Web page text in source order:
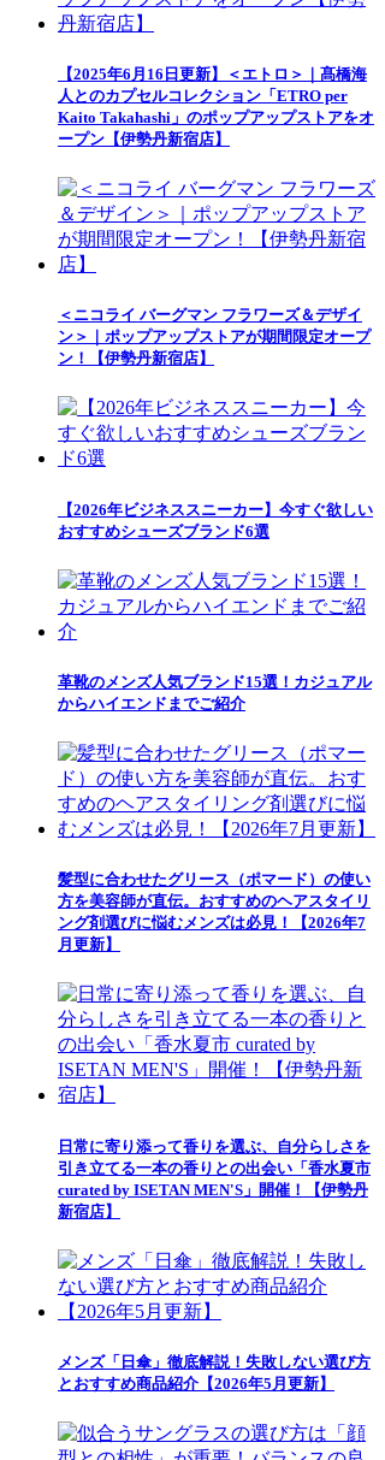
【2025年6月16日更新】＜エトロ＞｜髙橋海
人とのカプセルコレクション「ETRO per
Kaito Takahashi」のポップアップストアをオ
ープン【伊勢丹新宿店】
＜ニコライ バーグマン フラワーズ＆デザイ
ン＞｜ポップアップストアが期間限定オープ
ン！【伊勢丹新宿店】
【2026年ビジネススニーカー】今すぐ欲しい
おすすめシューズブランド6選
革靴のメンズ人気ブランド15選！カジュアル
からハイエンドまでご紹介
髪型に合わせたグリース（ポマード）の使い
方を美容師が直伝。おすすめのヘアスタイリ
ング剤選びに悩むメンズは必見！【2026年7
月更新】
日常に寄り添って香りを選ぶ、自分らしさを
引き立てる一本の香りとの出会い「香水夏市
curated by ISETAN MEN'S」開催！【伊勢丹
新宿店】
メンズ「日傘」徹底解説！失敗しない選び方
とおすすめ商品紹介【2026年5月更新】